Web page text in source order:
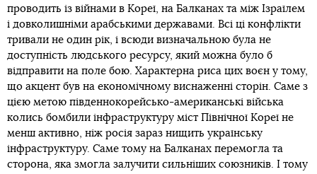
проводить із війнами в Кореї, на Балканах та між Ізраїлем
і довколишніми арабськими державами. Всі ці конфлікти
тривали не один рік, і всюди визначальною була не
доступність людського ресурсу, який можна було б
відправити на поле бою. Характерна риса цих воєн у тому,
що акцент був на економічному виснаженні сторін. Саме з
цією метою південнокорейсько-американські війська
колись бомбили інфраструктуру міст Північної Кореї не
менш активно, ніж росія зараз нищить українську
інфраструктуру. Саме тому на Балканах перемогла та
сторона, яка змогла залучити сильніших союзників. І тому